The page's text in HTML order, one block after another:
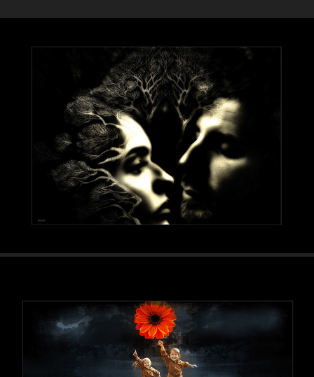
Pulvis et umbra sumus - 2025
2025
Images visionnaires - Látomásos képek